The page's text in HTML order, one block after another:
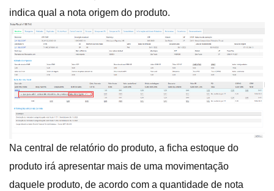
indica qual a nota origem do produto.
Na central de relatório do produto, a ficha estoque do
produto irá apresentar mais de uma movimentação
daquele produto, de acordo com a quantidade de nota